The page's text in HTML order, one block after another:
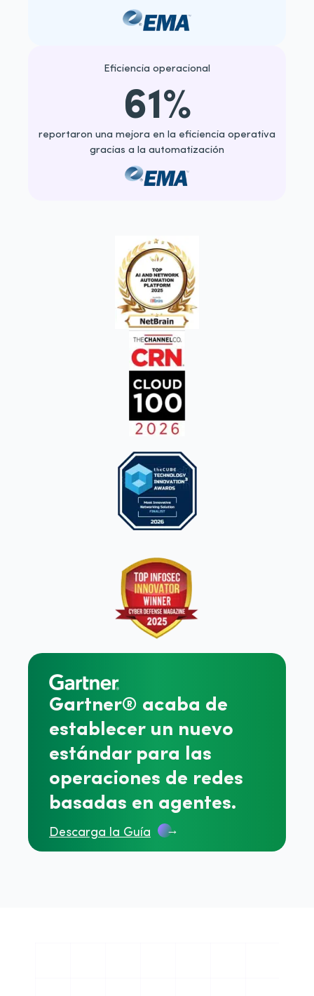
Eficiencia operacional
61%
reportaron una mejora en la eficiencia operativa
gracias a la automatización
Gartner® acaba de
establecer un nuevo
estándar para las
operaciones de redes
basadas en agentes.
Descarga la Guía →